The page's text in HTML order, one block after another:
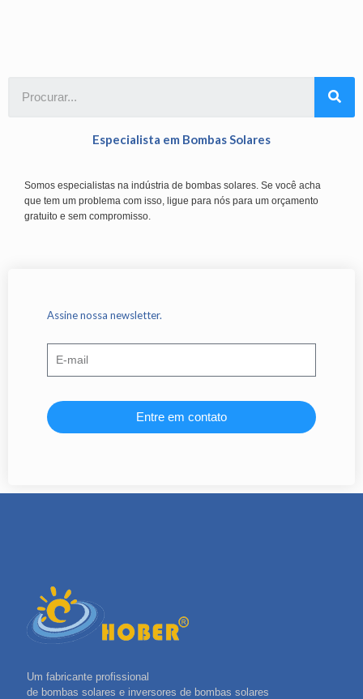
Especialista em Bombas Solares
Somos especialistas na indústria de bombas solares. Se você acha
que tem um problema com isso, ligue para nós para um orçamento
gratuito e sem compromisso.
Assine nossa newsletter.
Entre em contato
Um fabricante profissional
de bombas solares e inversores de bombas solares